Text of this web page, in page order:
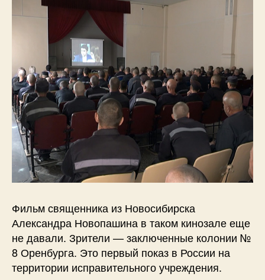
Фильм священника из Новосибирска
Александра Новопашина в таком кинозале еще
не давали. Зрители — заключенные колонии №
8 Оренбурга. Это первый показ в России на
территории исправительного учреждения.